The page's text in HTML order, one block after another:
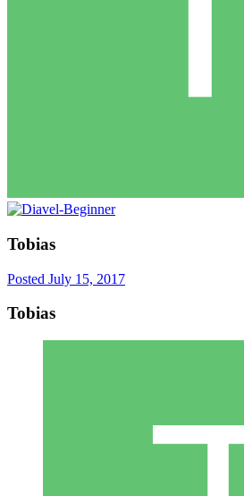
Tobias
Posted July 15, 2017
Tobias